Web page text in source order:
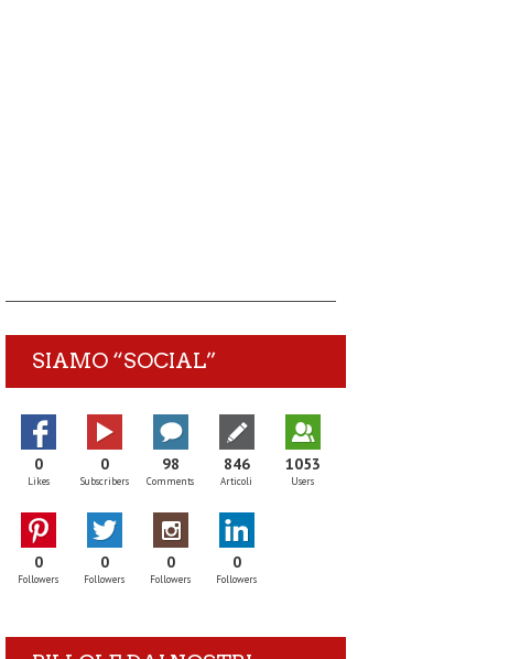
SIAMO “SOCIAL”
0
Likes
0
Subscribers
98
Comments
846
Articoli
1053
Users
0
Followers
0
Followers
0
Followers
0
Followers